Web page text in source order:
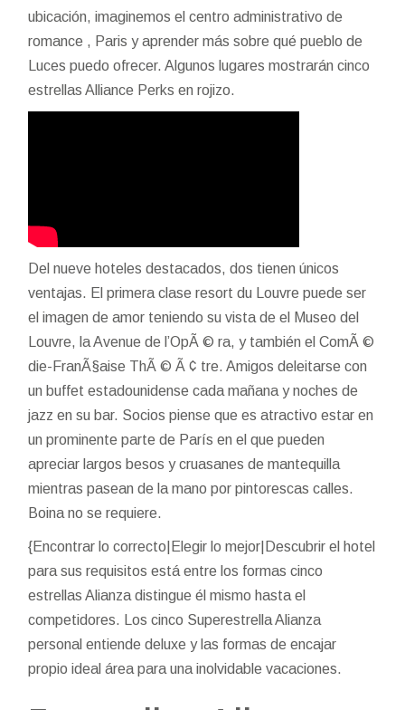
ubicación, imaginemos el centro administrativo de
romance , Paris y aprender más sobre qué pueblo de
Luces puedo ofrecer. Algunos lugares mostrarán cinco
estrellas Alliance Perks en rojizo.
Del nueve hoteles destacados, dos tienen únicos
ventajas. El primera clase resort du Louvre puede ser
el imagen de amor teniendo su vista de el Museo del
Louvre, la Avenue de l’OpÃ © ra, y también el ComÃ ©
die-FranÃ§aise ThÃ © Ã ¢ tre. Amigos deleitarse con
un buffet estadounidense cada mañana y noches de
jazz en su bar. Socios piense que es atractivo estar en
un prominente parte de París en el que pueden
apreciar largos besos y cruasanes de mantequilla
mientras pasean de la mano por pintorescas calles.
Boina no se requiere.
{Encontrar lo correcto|Elegir lo mejor|Descubrir el hotel
para sus requisitos está entre los formas cinco
estrellas Alianza distingue él mismo hasta el
competidores. Los cinco Superestrella Alianza
personal entiende deluxe y las formas de encajar
propio ideal área para una inolvidable vacaciones.